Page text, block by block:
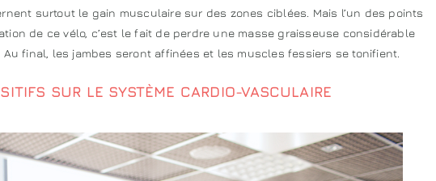
surtout le gain musculaire sur des zones ciblées. Mais l’un des points
de ce vélo, c’est le fait de perdre une masse graisseuse considérable
final, les jambes seront affinées et les muscles fessiers se tonifient.
SUR LE SYSTÈME CARDIO-VASCULAIRE